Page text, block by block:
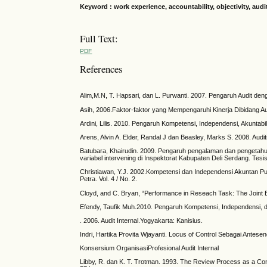
Keyword : work experience, accountability, objectivity,
Full Text:
PDF
References
Alim,M.N, T. Hapsari, dan L. Purwanti. 2007. Pengaruh Audit
Asih, 2006.Faktor-faktor yang Mempengaruhi Kinerja Dibidang
Ardini, Lilis. 2010. Pengaruh Kompetensi, Independensi,
Arens, Alvin A. Elder, Randal J dan Beasley, Marks S. 2008.
Batubara, Khairudin. 2009. Pengaruh pengalaman dan
variabel intervening di Inspektorat Kabupaten Deli Serdang.
Christiawan, Y.J. 2002.Kompetensi dan Independensi Akuntan
Petra. Vol. 4 / No. 2.
Cloyd, and C. Bryan, “Performance in Reseach Task: The Joint
Efendy, Taufik Muh.2010. Pengaruh Kompetensi,
. 2006. Audit Internal.Yogyakarta: Kanisius.
Indri, Hartika Provita Wjayanti. Locus of Control Sebagai
Konsersium OrganisasiProfesional Audit Internal
Libby, R. dan K. T. Trotman. 1993. The Review Process as a